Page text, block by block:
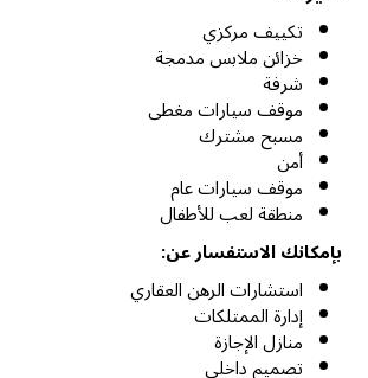
تكييف مركزي
خزائن ملابس مدمجة
شرفة
موقف سيارات مغطى
مسبح مشترك
أمن
موقف سيارات عام
منطقة لعب للأطفال
بإمكانك الاستفسار عن:
استشارات الرهن العقاري
إدارة الممتلكات
منازل الإجازة
تصميم داخلي